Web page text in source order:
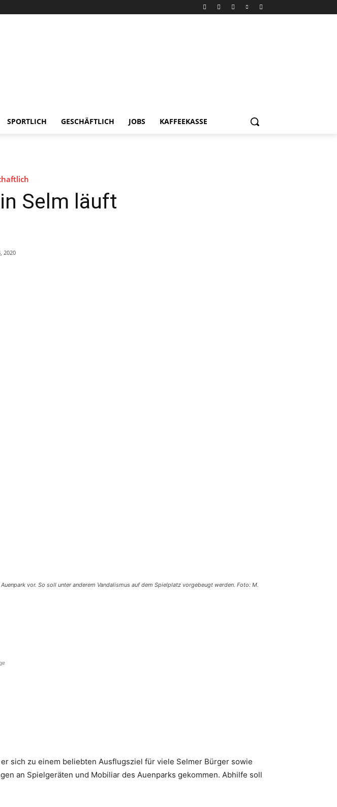
SPORTLICH GESCHÄFTLICH JOBS KAFFEEKASSE
Selm läuft
2020
vor. So soll unter anderem Vandalismus auf dem Spielplatz vorgebeugt werden. Foto: M.
sich zu einem beliebten Ausflugsziel für viele Selmer Bürger sowie
an Spielgeräten und Mobiliar des Auenparks gekommen. Abhilfe soll